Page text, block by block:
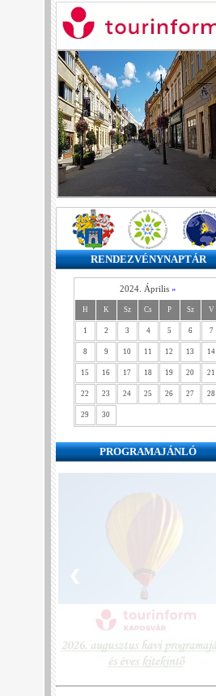
RENDEZVÉNYNAPTÁR
2024. Április »
H K Sz Cs P Sz V
1 2 3 4 5 6 7
8 9 10 11 12 13 14
15 16 17 18 19 20 21
22 23 24 25 26 27 28
29 30
PROGRAMAJÁNLÓ
❮